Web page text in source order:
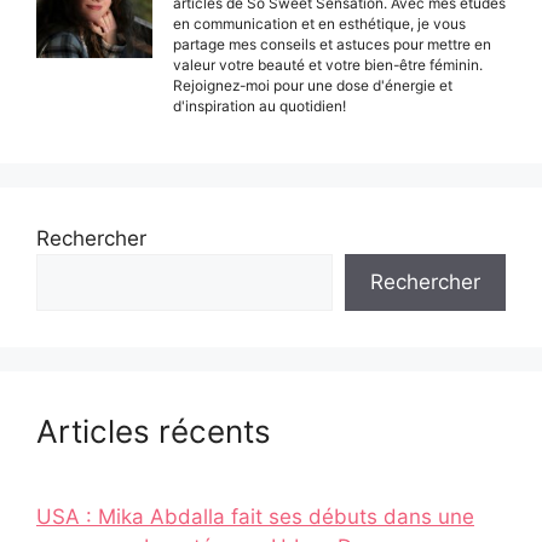
en communication et en esthétique, je vous
partage mes conseils et astuces pour mettre en
valeur votre beauté et votre bien-être féminin.
Rejoignez-moi pour une dose d'énergie et
d'inspiration au quotidien!
Rechercher
Rechercher
Articles récents
USA : Mika Abdalla fait ses débuts dans une